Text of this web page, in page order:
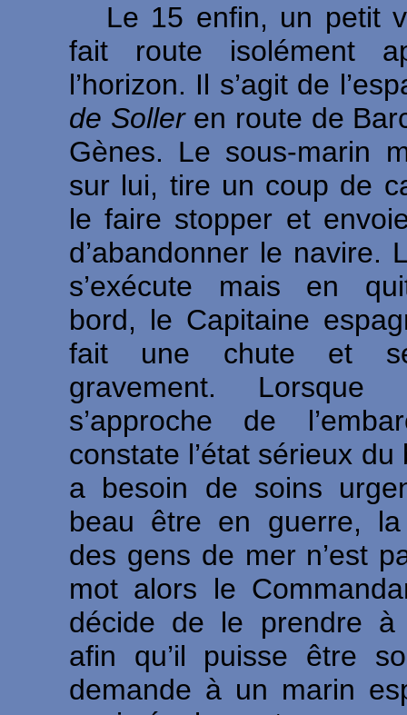
Le 15 enfin, un petit
fait route isolément
l’horizon. Il s’agit de
de Solleren route de
Gènes. Le sous-marin
sur lui, tire un coup de
le faire stopper et
d’abandonner le navire.
s’exécute mais en
bord, le Capitaine
fait une chute et
gravement. Lorsque
s’approche de
constate l’état sérieux du
a besoin de soins
beau être en guerre, la
des gens de mer n’est
mot alors le
décide de le prendre à
afin qu’il puisse être
demande à un marin